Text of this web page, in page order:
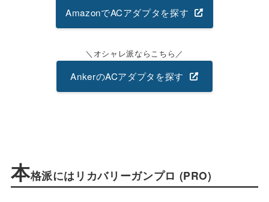
AmazonでACアダプタを探す
オシャレ派ならこちら
AnkerのACアダプタを探す
本格派にはリカバリーガンプロ (PRO)